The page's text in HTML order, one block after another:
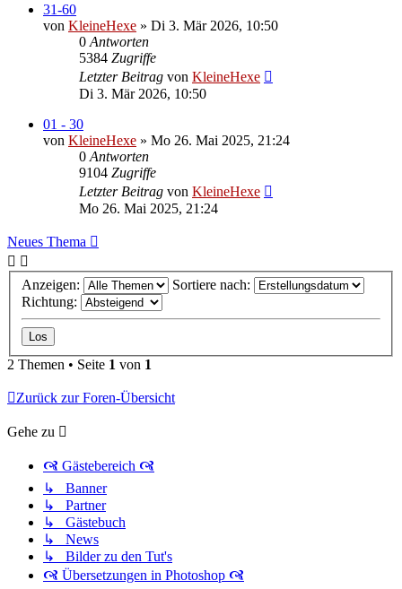
31-60
von KleineHexe » Di 3. Mär 2026, 10:50
0 Antworten
5384 Zugriffe
Letzter Beitrag von KleineHexe
Di 3. Mär 2026, 10:50
01 - 30
von KleineHexe » Mo 26. Mai 2025, 21:24
0 Antworten
9104 Zugriffe
Letzter Beitrag von KleineHexe
Mo 26. Mai 2025, 21:24
Neues Thema
Anzeigen:
Sortiere nach:
Richtung:
2 Themen • Seite 1 von 1
Zurück zur Foren-Übersicht
Gehe zu
🙧 Gästebereich 🙧
↳ Banner
↳ Partner
↳ Gästebuch
↳ News
↳ Bilder zu den Tut's
🙧 Übersetzungen in Photoshop 🙧